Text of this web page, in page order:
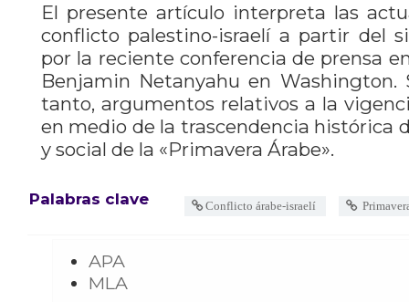
El presente artículo interpreta las
conflicto palestino-israelí a partir del
por la reciente conferencia de prensa
Benjamin Netanyahu en Washington.
tanto, argumentos relativos a la
en medio de la trascendencia histórica
y social de la «Primavera Árabe».
Palabras clave Conflicto árabe-israelí
APA
MLA